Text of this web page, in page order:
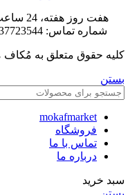
هفت
شماره تماس: 37723544-025 ایمیل:mokaf.mr@gmail.com
کلیه حقوق متعلق به
بستن
mokafmarket
فروشگاه
تماس با ما
درباره ما
سبد خرید